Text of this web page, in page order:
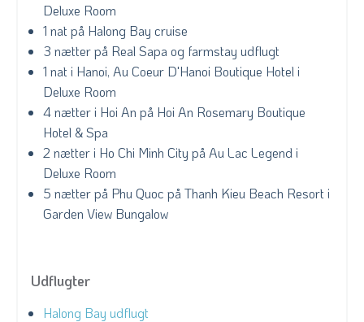
Deluxe Room
1 nat på Halong Bay cruise
3 nætter på Real Sapa og farmstay udflugt
1 nat i Hanoi, Au Coeur D'Hanoi Boutique Hotel i
Deluxe Room
4 nætter i Hoi An på Hoi An Rosemary Boutique
Hotel & Spa
2 nætter i Ho Chi Minh City på Au Lac Legend i
Deluxe Room
5 nætter på Phu Quoc på Thanh Kieu Beach Resort i
Garden View Bungalow
Udflugter
Halong Bay udflugt